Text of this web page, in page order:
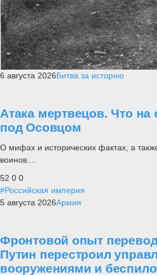
6 августа 2026Битва за историю
Атака мертвецов. Что
под Осовцом
О мифах и исторических фактах, а
воинов....
52 0 0
#Российская империя
5 августа 2026Армия
Фронтовой опыт
Путин перестроил
вооружениями и